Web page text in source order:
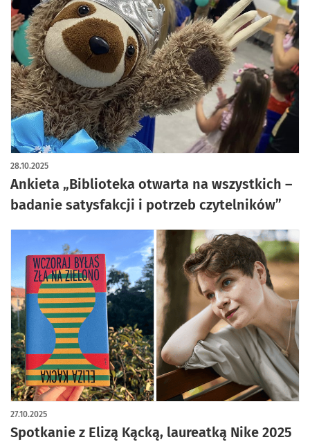
Ankieta „Biblioteka otwarta na wszystkich –
badanie satysfakcji i potrzeb czytelników”
28.10.2025
Spotkanie z Elizą Kącką, laureatką Nike 2025
27.10.2025